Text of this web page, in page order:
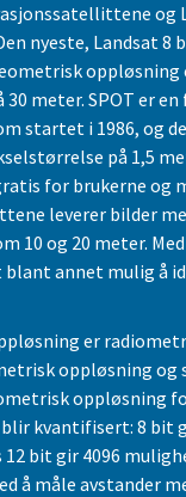
og
nyeste, Landsat 8
meter. SPOT er en
startet i 1986, og
på 1,5
for brukerne og
leverer bilder
10 og 20 meter.
blant annet mulig å
er
oppløsning og
oppløsning
kvantifisert: 8 bit
bit gir 4096
å måle avstander